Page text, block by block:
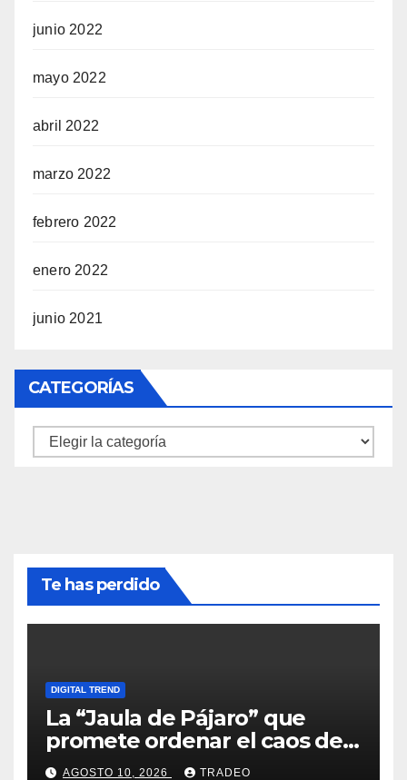
junio 2022
mayo 2022
abril 2022
marzo 2022
febrero 2022
enero 2022
junio 2021
CATEGORÍAS
Categorías
Te has perdido
DIGITAL TREND
La “Jaula de Pájaro” que
promete ordenar el caos de
ChatGPT
AGOSTO 10, 2026 TRADEO